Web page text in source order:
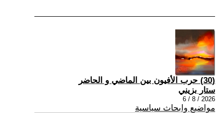
(30) حرب الأفيون بين الماضي و الحاضر
ستار بزيني
2026 / 8 / 6
مواضيع وابحاث سياسية